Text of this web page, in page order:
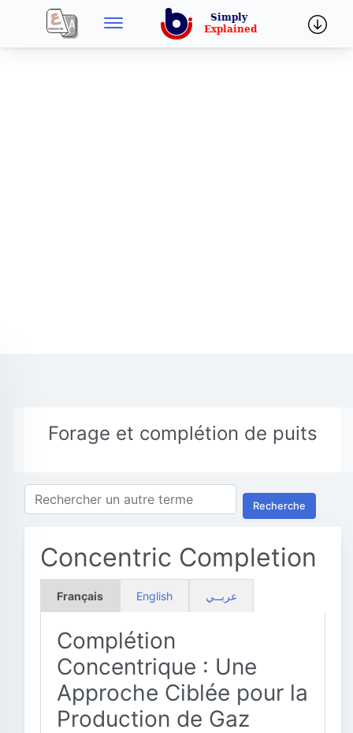
Forage et complétion de puits
Recherche
Concentric Completion
Français English عربــي
Complétion
Concentrique : Une
Approche Ciblée pour la
Production de Gaz